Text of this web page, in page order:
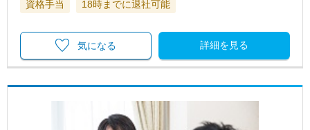
資格手当
18時までに退社可能
詳細を見る
気になる